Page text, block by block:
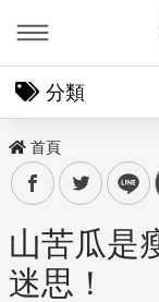
分類
首頁
facebooktwitter line
山苦瓜是
迷思！